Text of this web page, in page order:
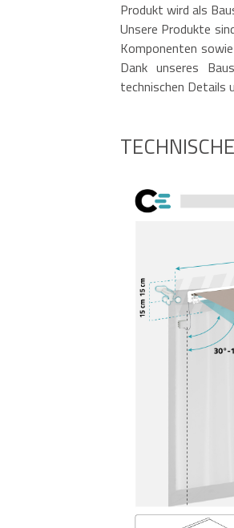
Produkt wird als
Unsere Produkte
Komponenten
Dank unseres
technischen Details